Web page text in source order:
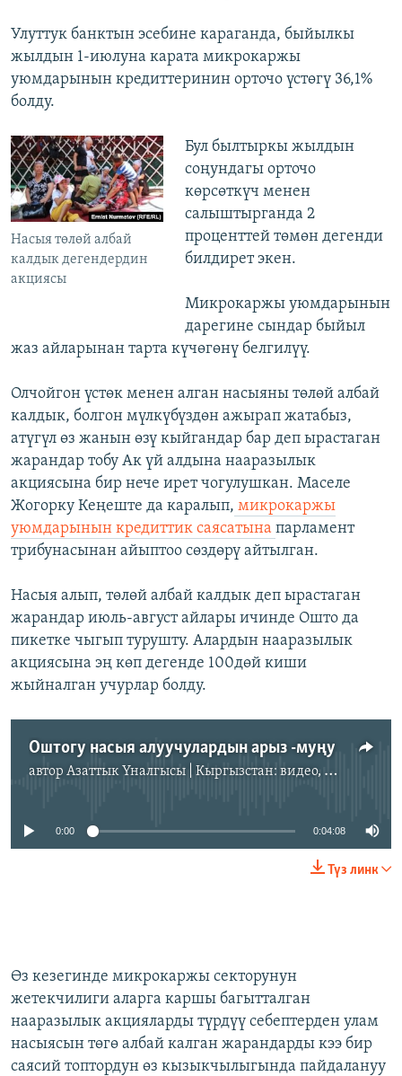
Улуттук банктын эсебине караганда, быйылкы
жылдын 1-июлуна карата микрокаржы
уюмдарынын кредиттеринин орточо үстөгү 36,1%
болду.
Насыя төлөй албай
калдык дегендердин
акциясы
Бул былтыркы жылдын
соңундагы орточо
көрсөткүч менен
салыштырганда 2
проценттей төмөн дегенди
билдирет экен.
Микрокаржы уюмдарынын
дарегине сындар быйыл
жаз айларынан тарта күчөгөнү белгилүү.
Олчойгон үстөк менен алган насыяны төлөй албай
калдык, болгон мүлкүбүздөн ажырап жатабыз,
атүгүл өз жанын өзү кыйгандар бар деп ырастаган
жарандар тобу Ак үй алдына нааразылык
акциясына бир нече ирет чогулушкан. Маселе
Жогорку Кеңеште да каралып, микрокаржы
уюмдарынын кредиттик саясатына парламент
трибунасынан айыптоо сөздөрү айтылган.
Насыя алып, төлөй албай калдык деп ырастаган
жарандар июль-август айлары ичинде Ошто да
пикетке чыгып турушту. Алардын нааразылык
акциясына эң көп дегенде 100дөй киши
жыйналган учурлар болду.
Оштогу насыя алуучулардын арыз -муңу
автор Азаттык Үналгысы | Кыргызстан: видео, фото, кабарлар
No media source currently available
0:00 0:04:08
Түз линк
Өз кезегинде микрокаржы секторунун
жетекчилиги аларга каршы багытталган
нааразылык акцияларды түрдүү себептерден улам
насыясын төгө албай калган жарандарды кээ бир
саясий топтордун өз кызыкчылыгында пайдалануу